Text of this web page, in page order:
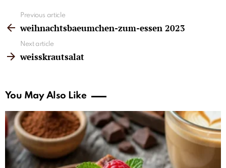
more
Previous article
weihnachtsbaeumchen-zum-essen 2023
Next article
weisskrautsalat
You May Also Like